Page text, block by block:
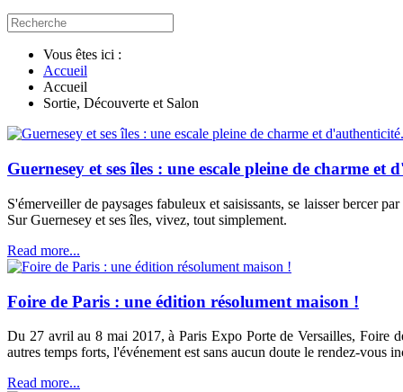
Vous êtes ici :
Accueil
Accueil
Sortie, Découverte et Salon
Guernesey et ses îles : une escale pleine de charme et
S'émerveiller de paysages fabuleux et saisissants, se laisser bercer
Sur Guernesey et ses îles, vivez, tout simplement.
Read more...
Foire de Paris : une édition résolument maison !
Du 27 avril au 8 mai 2017, à Paris Expo Porte de Versailles, Foire
autres temps forts, l'événement est sans aucun doute le rendez-vous
Read more...